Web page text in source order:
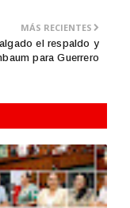
MÁS RECIENTES
el respaldo y
para Guerrero